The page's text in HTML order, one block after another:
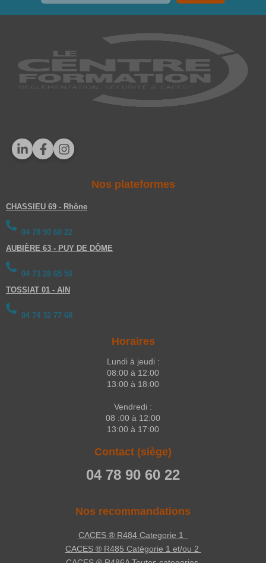
r
n
v
e
Nos plateformes
CHASSIEU 69 - Rhône
04 78 90 60 22
AUBIÈRE 63 - PUY DE DÔME
04 73 28 65 50
TOSSIAT 01 - AIN
04 74 32 77 68
Horaires
Lundi à jeudi :
08:00 à 12:00
13:00 à 18:00
Vendredi :
08 :00 à 12:00
13:00 à 17:00
Contact (siège)
04 78 90 60 22
Nos recommandations
CACES ® R484 Categorie 1
CACES ® R485 Catégorie 1 et/ou 2